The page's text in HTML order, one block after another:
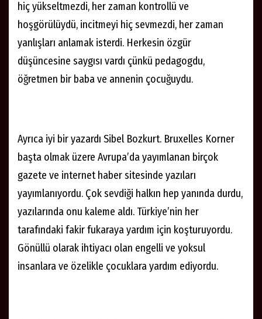
hiç yükseltmezdi, her zaman kontrollü ve
hoşgörülüydü, incitmeyi hiç sevmezdi, her zaman
yanlışları anlamak isterdi. Herkesin özgür
düşüncesine saygısı vardı çünkü pedagogdu,
öğretmen bir baba ve annenin çocuğuydu.
Ayrıca iyi bir yazardı Sibel Bozkurt. Bruxelles Korner
başta olmak üzere Avrupa’da yayımlanan birçok
gazete ve internet haber sitesinde yazıları
yayımlanıyordu. Çok sevdiği halkın hep yanında durdu,
yazılarında onu kaleme aldı. Türkiye’nin her
tarafındaki fakir fukaraya yardım için koşturuyordu.
Gönüllü olarak ihtiyacı olan engelli ve yoksul
insanlara ve özelikle çocuklara yardım ediyordu.